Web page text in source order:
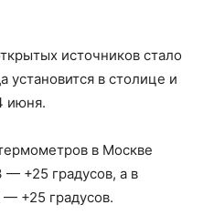
источников стало
установится в столице и
июня.
в Москве
— +25 градусов, а в
+25 градусов.